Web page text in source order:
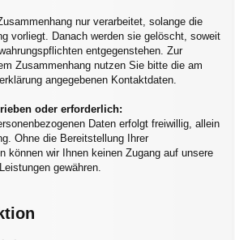
nur verarbeitet, solange die
vorliegt. Danach werden sie gelöscht, soweit
entgegenstehen. Zur
Zusammenhang nutzen Sie bitte die am
angegebenen Kontaktdaten.
oder erforderlich:
Daten erfolgt freiwillig, allein
Ohne die Bereitstellung Ihrer
können wir Ihnen keinen Zugang auf unsere
gewähren.